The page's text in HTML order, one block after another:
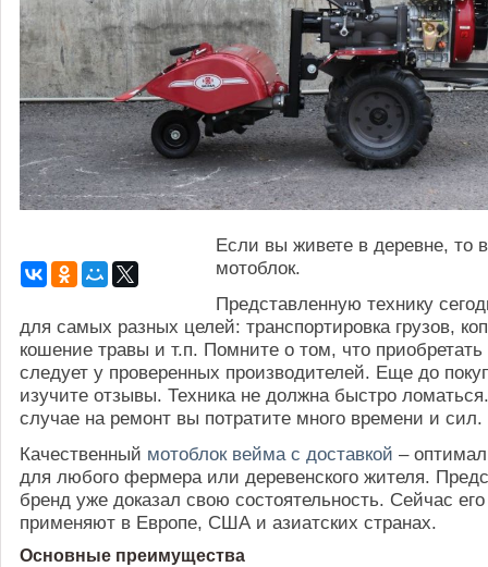
Если вы живете в деревне, то
мотоблок.
Представленную технику
для самых разных целей: транспортировка грузов,
кошение травы и т.п. Помните о том, что приобретать
следует у проверенных производителей. Еще до
изучите отзывы. Техника не должна быстро
случае на ремонт вы потратите много времени и сил.
Качественный мотоблок вейма с доставкой –
для любого фермера или деревенского жителя.
бренд уже доказал свою состоятельность. Сейчас его
применяют в Европе, США и азиатских странах.
Основные преимущества